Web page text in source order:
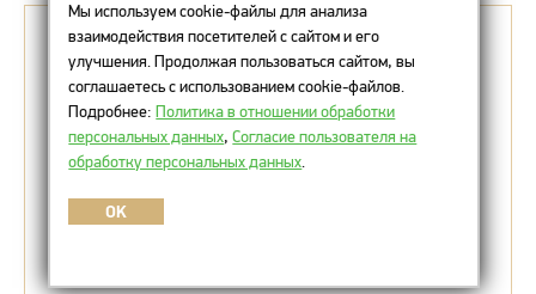
Толькос 1 по 31 августа 2026 года
Проект-акция#КабинетАкне!
диагностике и лечению акне
Мы используем cookie-файлы для анализа
взаимодействия посетителей с сайтом и его
улучшения. Продолжая пользоваться сайтом, вы
соглашаетесь с использованием cookie-файлов.
Подробнее:Политика в отношении обработки
персональных данных,Согласие пользователя на
обработку персональных данных
OK